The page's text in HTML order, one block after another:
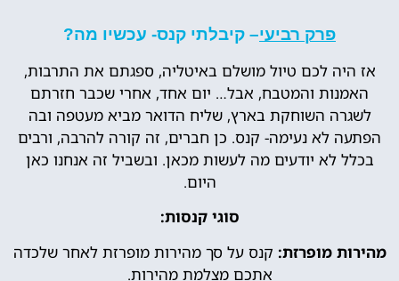
פרק רביעי– קיבלתי קנס- עכשיו מה?
אז היה לכם טיול מושלם באיטליה, ספגתם את התרבות,
האמנות והמטבח, אבל… יום אחד, אחרי שכבר חזרתם
לשגרה השוחקת בארץ, שליח הדואר מביא מעטפה ובה
הפתעה לא נעימה- קנס. כן חברים, זה קורה להרבה, ורבים
בכלל לא יודעים מה לעשות מכאן. ובשביל זה אנחנו כאן
היום.
סוגי קנסות:
מהירות מופרזת: קנס על סך מהירות מופרזת לאחר שלכדה
אתכם מצלמת מהירות.